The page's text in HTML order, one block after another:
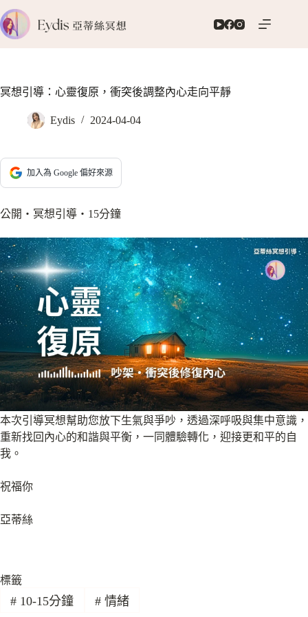
跳
至
主
容
冥想引導：心靈復原，衝突後調整內心走向平靜
Eydis 2024-04-04
加入為 Google 偏好來源
公開‧冥想引導‧15分鐘
本次引導冥想幫助您放下生氣與爭吵，透過深呼吸與集中意識，
重新找回內心的和諧與平衡，一同體驗轉化，迎接更和平的自
我。
祝福你
亞蒂絲
標籤
# 10-15分鐘 #情緒